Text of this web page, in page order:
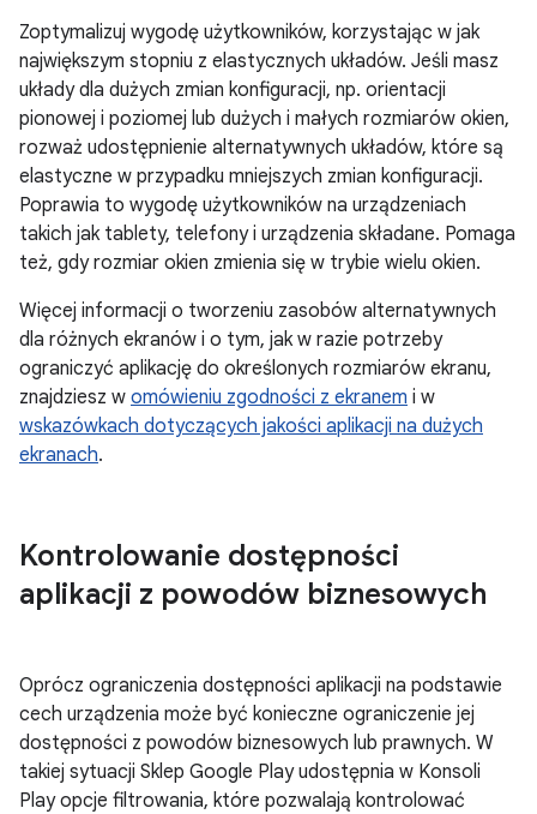
Zoptymalizuj wygodę użytkowników, korzystając w jak
największym stopniu z elastycznych układów. Jeśli masz
układy dla dużych zmian konfiguracji, np. orientacji
pionowej i poziomej lub dużych i małych rozmiarów okien,
rozważ udostępnienie alternatywnych układów, które są
elastyczne w przypadku mniejszych zmian konfiguracji.
Poprawia to wygodę użytkowników na urządzeniach
takich jak tablety, telefony i urządzenia składane. Pomaga
też, gdy rozmiar okien zmienia się w trybie wielu okien.
Więcej informacji o tworzeniu zasobów alternatywnych
dla różnych ekranów i o tym, jak w razie potrzeby
ograniczyć aplikację do określonych rozmiarów ekranu,
znajdziesz w omówieniu zgodności z ekranem i w
wskazówkach dotyczących jakości aplikacji na dużych
ekranach.
Kontrolowanie dostępności
aplikacji z powodów biznesowych
Oprócz ograniczenia dostępności aplikacji na podstawie
cech urządzenia może być konieczne ograniczenie jej
dostępności z powodów biznesowych lub prawnych. W
takiej sytuacji Sklep Google Play udostępnia w Konsoli
Play opcje filtrowania, które pozwalają kontrolować